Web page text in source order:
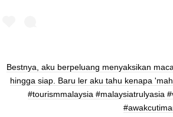
Bestnya, aku berpeluang menyaksikan
hingga siap. Baru ler aku tahu kenapa
#tourismmalaysia #malaysiatrulyasia